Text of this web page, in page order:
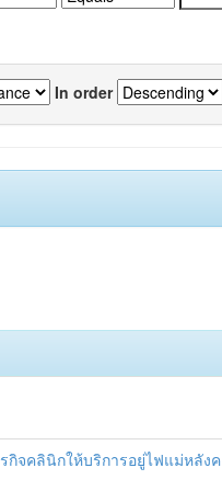
In order
กิจคลินิกให้บริการอยู่ไฟแม่หลังค